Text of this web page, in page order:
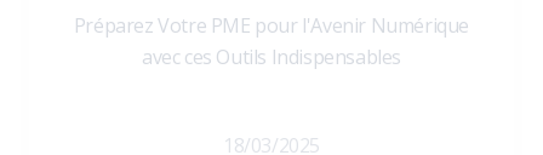
Préparez Votre PME pour l'Avenir Numérique
avec ces Outils Indispensables
18/03/2025